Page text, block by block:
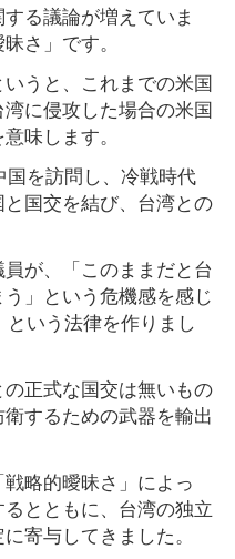
る議論が増えていま
さ」です。
いうと、これまでの米国
に侵攻した場合の米国
味します。
を訪問し、冷戦時代
国交を結び、台湾との
が、「このままだと台
」という危機感を感じ
いう法律を作りまし
正式な国交は無いもの
するための武器を輸出
略的曖昧さ」によっ
とともに、台湾の独立
寄与してきました。